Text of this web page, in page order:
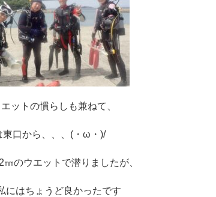
ットの慣らしも兼ねて、
東口から、、、(・ω・)/
のウエットで潜りましたが、
にはちょうど良かったです